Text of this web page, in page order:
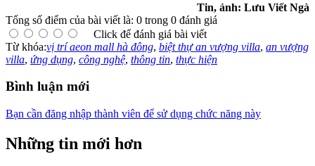
Tin, ảnh: Lưu Viết Ngà
Tổng số điểm của bài viết là: 0 trong 0 đánh giá
Click để đánh giá bài viết
Từ khóa:vị trí aeon mall hà đông, biệt thự an vượng villa, an vượng
villa, ứng dụng, công nghệ, thông tin, thực hiện
Bình luận mới
Bạn cần đăng nhập thành viên để sử dụng chức năng này
Những tin mới hơn